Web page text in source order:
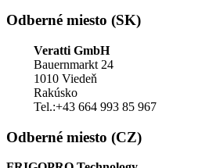
Odberné miesto (SK)
Veratti GmbH
Bauernmarkt 24
1010 Viedeň
Rakúsko
Tel.:+43 664 993 85 967
Odberné miesto (CZ)